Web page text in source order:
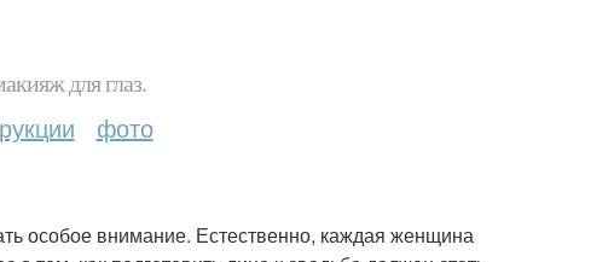
для глаз.
фото
особое внимание. Естественно, каждая женщина